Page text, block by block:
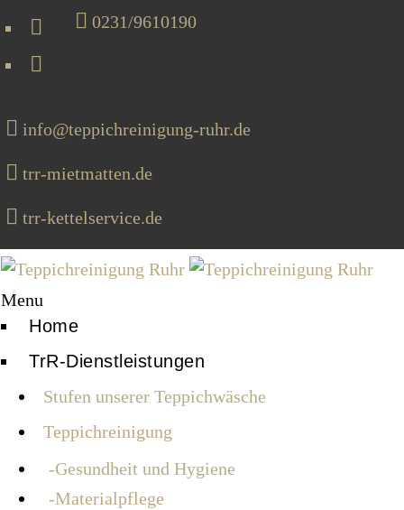
0231/9610190
info@teppichreinigung-ruhr.de
trr-mietmatten.de
trr-kettelservice.de
Menu
Home
TrR-Dienstleistungen
Stufen unserer Teppichwäsche
Teppichreinigung
Gesundheit und Hygiene
Materialpflege